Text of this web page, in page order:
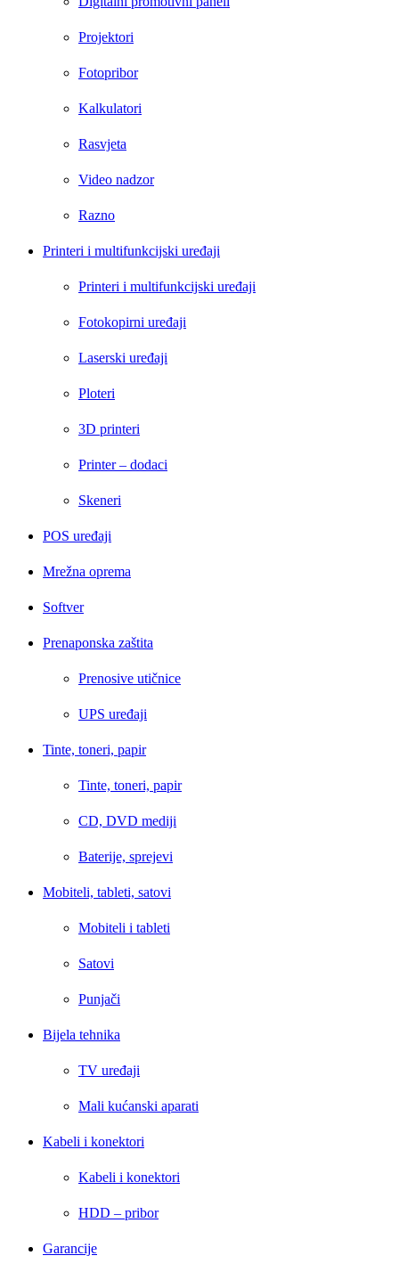
Projektori
Fotopribor
Kalkulatori
Rasvjeta
Video nadzor
Razno
Printeri i multifunkcijski uređaji
Printeri i multifunkcijski uređaji
Fotokopirni uređaji
Laserski uređaji
Ploteri
3D printeri
Printer – dodaci
Skeneri
POS uređaji
Mrežna oprema
Softver
Prenaponska zaštita
Prenosive utičnice
UPS uređaji
Tinte, toneri, papir
Tinte, toneri, papir
CD, DVD mediji
Baterije, sprejevi
Mobiteli, tableti, satovi
Mobiteli i tableti
Satovi
Punjači
Bijela tehnika
TV uređaji
Mali kućanski aparati
Kabeli i konektori
Kabeli i konektori
HDD – pribor
Garancije